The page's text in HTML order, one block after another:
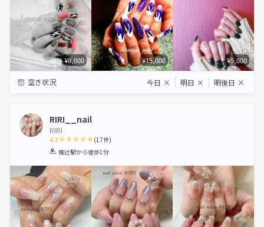
¥8,000 ¥15,000 ¥5,000
空き状況 今日 × 明日 × 明後日 ×
RIRI__nail
RIRI
4.7
1 2 3 4 5
(17件)
椥辻駅から徒歩1分